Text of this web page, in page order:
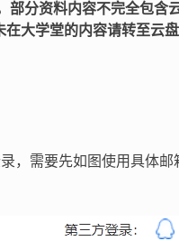
部分资料内容不完全包含
大学堂的内容请转至云
，需要先如图使用具体邮